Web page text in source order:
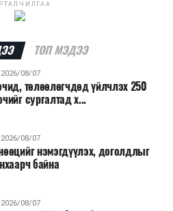
хүрээнд нийт
6.5 тэрбум ам.долларын
байна. Нэг төслийн
хэмжээ700 мянган
ТОП МЭДЭЭ
2026/08/07
төлөөлөгчдөд үйлчлэх 250
сургалтад х...
2026/08/07
нэмэгдүүлэх, доголдлыг
байна
2026/08/07